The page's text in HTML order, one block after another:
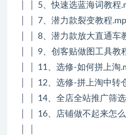
│ │ 5、快速选蓝海词教程
│ │ 7、潜力款裂变教程
│ │ 8、潜力款放大直通车
│ │ 9、创客贴做图工具教
│ │ 11、选修-如何拼上淘
│ │ 12、选修-拼上淘中转
│ │ 14、全店全站推广筛
│ │ 16、店铺做不起来怎